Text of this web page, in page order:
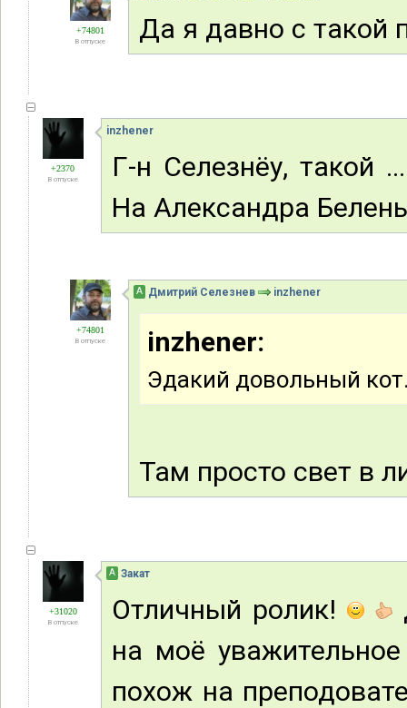
+74801
В отпуске Да я давно с такой
+2370
В отпуске
inzhener
Г-н Селезнёу, такой
На Александра
+74801
В отпуске
А Дмитрий Селезнев inzhener
inzhener:
Эдакий довольный
Там просто свет в
+31020
В отпуске
А Закат
Отличный ролик!
на моё
похож на